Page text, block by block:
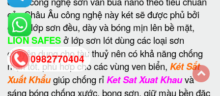
của Châu Âu công nghệ này két sẽ được phủ bởi
các 3 lớp sơn đều, dày và bóng mịn lên bề mặt,
LION SAFESở lớp sơn lót dùng các loại sơn
chuyên dụng cho tàu thuỷ nên có khả năng chống
mặn tốt, phù hợp cho các vùng ven biển, Két Sắt
Xuất Khẩugiúp chống rỉKet Sat Xuat Khauvà
sáng bóng chống xước, bong sơn, giữ màu bền đặc
0982770404
back